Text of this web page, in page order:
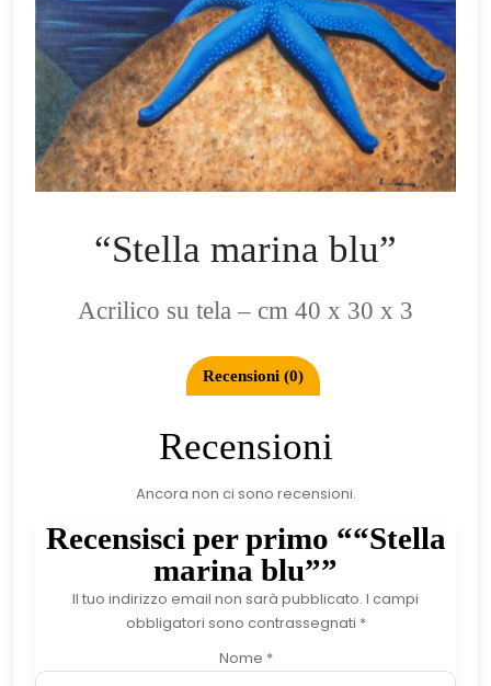
“Stella marina blu”
Acrilico su tela – cm 40 x 30 x 3
Recensioni (0)
Recensioni
Ancora non ci sono recensioni.
Recensisci per primo ““Stella
marina blu””
Il tuo indirizzo email non sarà pubblicato. I campi
obbligatori sono contrassegnati *
Nome *